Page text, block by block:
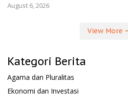
August 6, 2026
View More
Kategori Berita
Agama dan Pluralitas
Ekonomi dan Investasi